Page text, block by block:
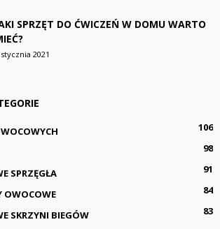
SPRZĘT DO ĆWICZEŃ W DOMU WARTO
2021
106
98
SPRZĘGŁA
91
OWOCOWE
84
SKRZYNI BIEGÓW
83